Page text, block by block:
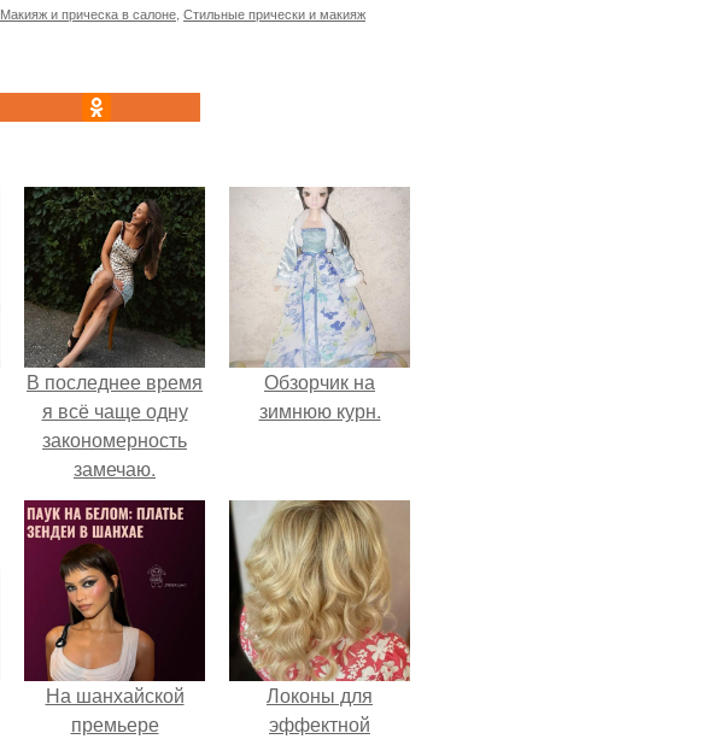
Макияж и прическа в салоне Стильные прически и макияж
В последнее время
я всё чаще одну
закономерность
замечаю.
Обзорчик на
зимнюю курн.
На шанхайской
премьере
Локоны для
эффектной